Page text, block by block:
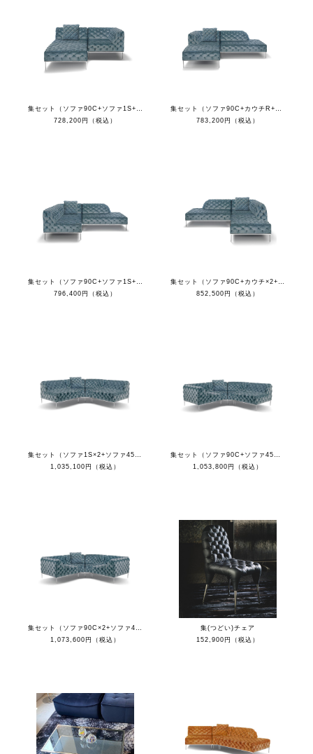
集セット（ソファ90C+ソファ1S+オットマン+クッション）
728,200円（税込）
集セット（ソファ90C+カウチR+オットマン+クッション）
783,200円（税込）
集セット（ソファ90C+ソファ1S+カウチR+クッション）
796,400円（税込）
集セット（ソファ90C+カウチ×2+クッション）
852,500円（税込）
集セット（ソファ1S×2+ソファ45C×2+クッション）
1,035,100円（税込）
集セット（ソファ90C+ソファ45C×2+ソファ1S+クッション）
1,053,800円（税込）
集セット（ソファ90C×2+ソファ45C×2+クッション）
1,073,600円（税込）
集(つどい)チェア
152,900円（税込）